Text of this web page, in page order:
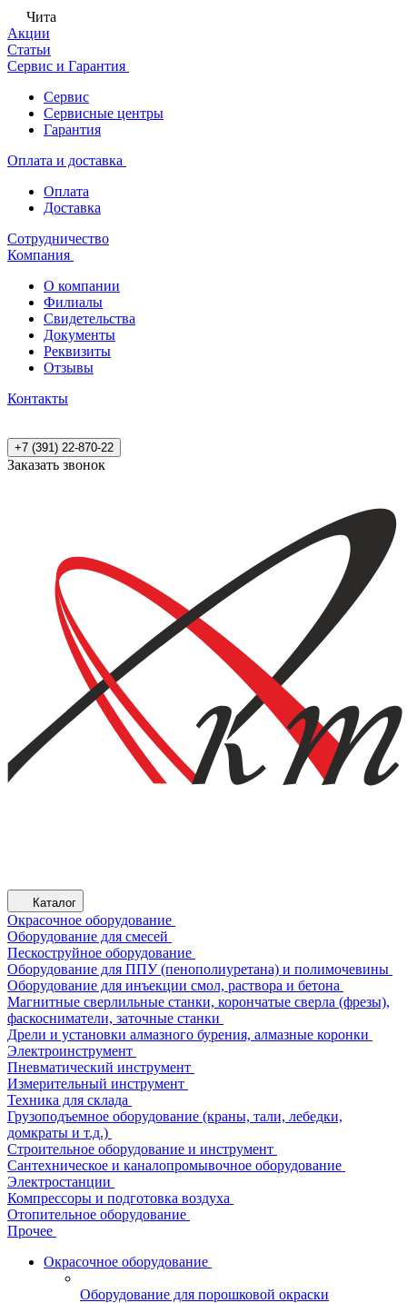
Чита
Акции
Статьи
Сервис и Гарантия
Сервис
Сервисные центры
Гарантия
Оплата и доставка
Оплата
Доставка
Сотрудничество
Компания
О компании
Филиалы
Свидетельства
Документы
Реквизиты
Отзывы
Контакты
+7 (391) 22-870-22
Заказать звонок
Каталог
Окрасочное оборудование
Оборудование для смесей
Пескоструйное оборудование
Оборудование для ППУ (пенополиуретана) и полимочевины
Оборудование для инъекции смол, раствора и бетона
Магнитные сверлильные станки, корончатые сверла (фрезы),
фаскосниматели, заточные станки
Дрели и установки алмазного бурения, алмазные коронки
Электроинструмент
Пневматический инструмент
Измерительный инструмент
Техника для склада
Грузоподъемное оборудование (краны, тали, лебедки,
домкраты и т.д.)
Строительное оборудование и инструмент
Сантехническое и каналопромывочное оборудование
Электростанции
Компрессоры и подготовка воздуха
Отопительное оборудование
Прочее
Окрасочное оборудование
Оборудование для порошковой окраски